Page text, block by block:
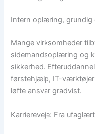
Intern oplæring, grundig
Mange virksomheder
sidemandsoplæring og
sikkerhed.
førstehjælp, IT-værktøjer
løfte ansvar gradvist.
Karriereveje: Fra